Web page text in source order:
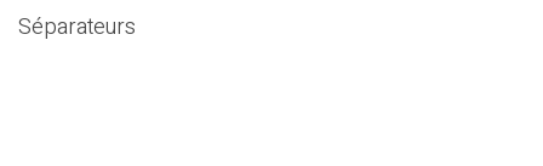
Séparateurs